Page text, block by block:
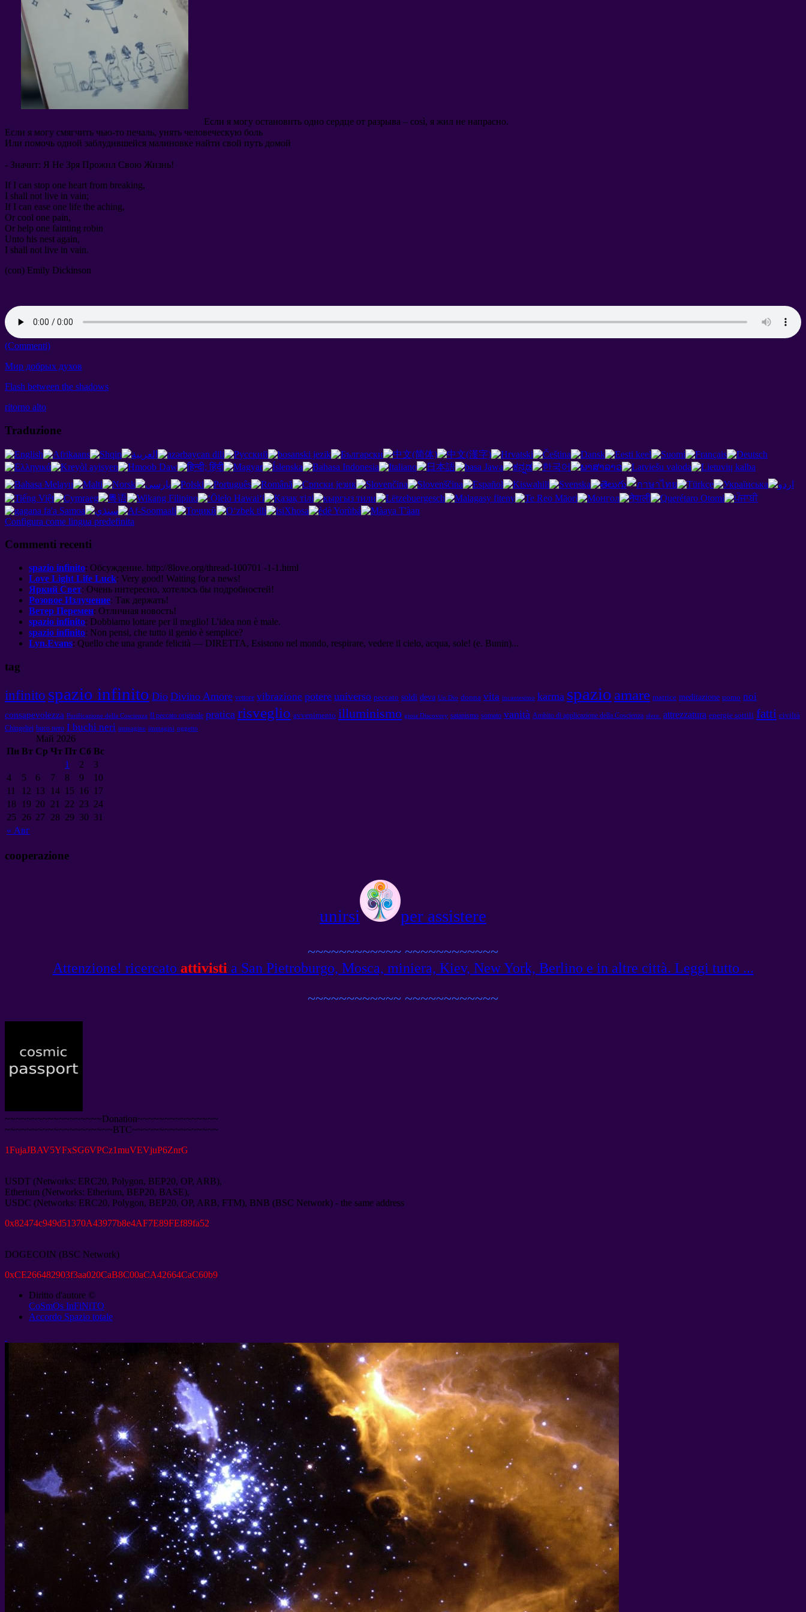
Если я могу остановить одно сердце от разрыва – così, я жил не напрасно.
Если я могу смягчить чью-то печаль, унять человеческую боль
Или помочь одной заблудившейся малиновке найти свой путь домой
- Значит: Я Не Зря Прожил Свою Жизнь!
If I can stop one heart from breaking,
I shall not live in vain;
If I can ease one life the aching,
Or cool one pain,
Or help one fainting robin
Unto his nest again,
I shall not live in vain.
(con) Emily Dickinson
(Commenti)
Мир добрых духов
Flash between the shadows
ritorno alto
Traduzione
Configura come lingua predefinita
Commenti recenti
spazio infinito: Обсуждение. http://8love.org/thread-100701 -1-1.html
Love Light Life Luck: Very good! Waiting for a news!
Яркий Свет: Очень интересно, хотелось бы подробностей!
Розовое Излучение: Так держать!
Ветер Перемен: Отличная новость!
spazio infinito: Dobbiamo lottare per il meglio! L'idea non è male.
spazio infinito: Non pensi, che tutto il genio è semplice?
Lyn.Evans: Quello che una grande felicità — DIRETTA, Esistono nel mondo, respirare, vedere il cielo, acqua, sole! (e. Bunin)...
tag
infinito spazio infinito Dio Divino Amore vettore vibrazione potere universo peccato soldi deva Un Dio donna vita incantesimo karma spazio amare matrice meditazione uomo noi
consapevolezza Purificazione della Coscienza Il peccato originale pratica risveglio avvenimento illuminismo gioia Discovery satanismo somato vanità Ambito di applicazione della Coscienza sfere. attrezzatura energie sottili fatti civiltà
Chingeltei buco nero I buchi neri immagine immagini oggetto
Май 2026
Пн Вт Ср Чт Пт Сб Вс
« Авг
1 2
3
4
5 6 7 8 9
10
11
12 13 14 15 16 17
18
19 20 21 22 23 24
25 26 27 28 29 30 31
cooperazione
unirsi per assistere
~~~~~~~~~~~~ ~~~~~~~~~~~~
Attenzione! ricercato attivisti a San Pietroburgo, Mosca, miniera, Kiev, New York, Berlino e in altre città. Leggi tutto ...
~~~~~~~~~~~~ ~~~~~~~~~~~~
~~~~~~~~~~~~~~~~~~Donation~~~~~~~~~~~~~~~
~~~~~~~~~~~~~~~~~~~~BTC~~~~~~~~~~~~~~~~
1FujaJBAV5YFxSG6VPCz1muVEVjuP6ZnrG
USDT (Networks: ERC20, Polygon, BEP20, OP, ARB),
Etherium (Networks: Etherium, BEP20, BASE),
USDC (Networks: ERC20, Polygon, BEP20, OP, ARB, FTM), BNB (BSC Network) - the same address
0x82474c949d51370A43977b8e4AF7E89FEf89fa52
DOGECOIN (BSC Network)
0xCE266482903f3aa020CaB8C00aCA42664CaC60b9
Diritto d'autore ©
CoSmOs InFiNiTO
Accordo Spazio totale